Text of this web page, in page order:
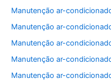
Manutenção ar-
Manutenção ar-
Manutenção ar-
Manutenção ar-
Manutenção ar-